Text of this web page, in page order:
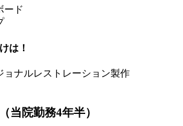
ード
は！
ョナルレストレーション製作
当院勤務4年半）